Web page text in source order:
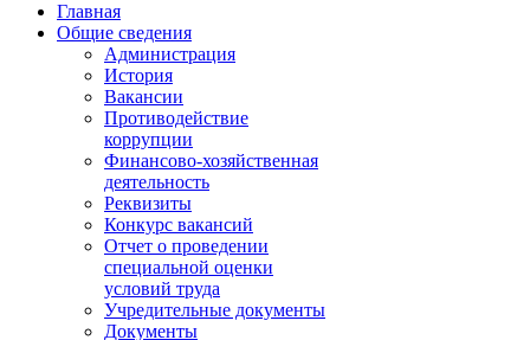
Главная
Общие сведения
Администрация
История
Вакансии
Противодействие
коррупции
Финансово-хозяйственная
деятельность
Реквизиты
Конкурс вакансий
Отчет о проведении
специальной оценки
условий труда
Учредительные документы
Документы